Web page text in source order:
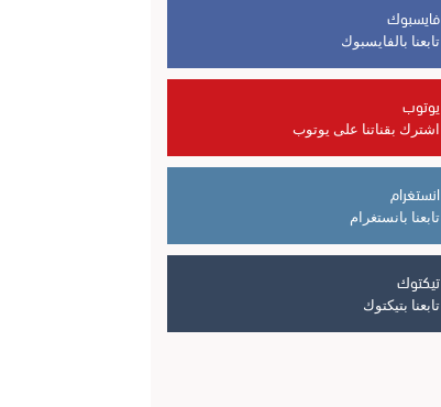
فايسبوك
تابعنا بالفايسبوك
يوتوب
اشترك بقناتنا على يوتوب
انستغرام
تابعنا بانستغرام
تيكتوك
تابعنا بتيكتوك